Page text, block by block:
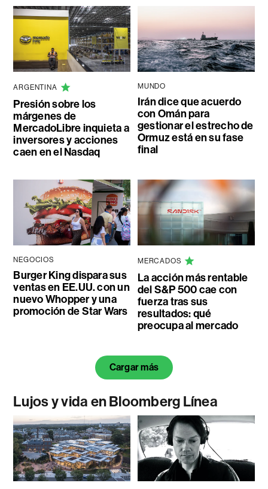
ARGENTINA
Presión sobre los
márgenes de
MercadoLibre inquieta a
inversores y acciones
caen en el Nasdaq
MUNDO
Irán dice que acuerdo
con Omán para
gestionar el estrecho de
Ormuz está en su fase
final
NEGOCIOS
Burger King dispara sus
ventas en EE.UU. con un
nuevo Whopper y una
promoción de Star Wars
MERCADOS
La acción más rentable
del S&P 500 cae con
fuerza tras sus
resultados: qué
preocupa al mercado
Cargar más
Lujos y vida en Bloomberg Línea